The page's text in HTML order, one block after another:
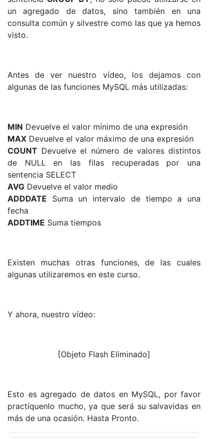
un agregado de datos, sino también en una
consulta común y silvestre como las que ya hemos
visto.
Antes de ver nuestro vídeo, los dejamos con
algunas de las funciones MySQL más utilizadas:
MIN Devuelve el valor mínimo de una expresión
MAX Devuelve el valor máximo de una expresión
COUNT Devuelve el número de valores distintos
de NULL en las filas recuperadas por una
sentencia SELECT
AVG Devuelve el valor medio
ADDDATE Suma un intervalo de tiempo a una
fecha
ADDTIME Suma tiempos
Existen muchas otras funciones, de las cuales
algunas utilizaremos en este curso.
Y ahora, nuestro vídeo:
[Objeto Flash Eliminado]
Esto es agregado de datos en MySQL, por favor
practíquenlo mucho, ya que será su salvavidas en
más de una ocasión. Hasta Pronto.